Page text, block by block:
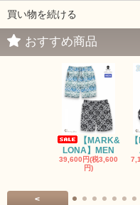
買い物を続ける
おすすめ商品
【MARK&
LONA】MEN
39,600円(税3,600
円)
<